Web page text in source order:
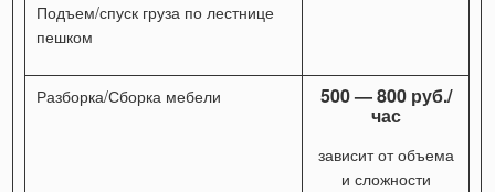
Подъем/спуск груза по лестнице
пешком
Разборка/Сборка мебели 500 — 800 руб./
час
зависит от объема
и сложности